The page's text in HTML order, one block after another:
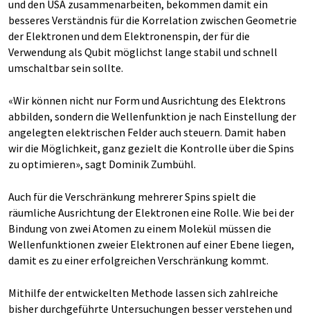
und den USA zusammenarbeiten, bekommen damit ein
besseres Verständnis für die Korrelation zwischen Geometrie
der Elektronen und dem Elektronenspin, der für die
Verwendung als Qubit möglichst lange stabil und schnell
umschaltbar sein sollte.
«Wir können nicht nur Form und Ausrichtung des Elektrons
abbilden, sondern die Wellenfunktion je nach Einstellung der
angelegten elektrischen Felder auch steuern. Damit haben
wir die Möglichkeit, ganz gezielt die Kontrolle über die Spins
zu optimieren», sagt Dominik Zumbühl.
Auch für die Verschränkung mehrerer Spins spielt die
räumliche Ausrichtung der Elektronen eine Rolle. Wie bei der
Bindung von zwei Atomen zu einem Molekül müssen die
Wellenfunktionen zweier Elektronen auf einer Ebene liegen,
damit es zu einer erfolgreichen Verschränkung kommt.
Mithilfe der entwickelten Methode lassen sich zahlreiche
bisher durchgeführte Untersuchungen besser verstehen und